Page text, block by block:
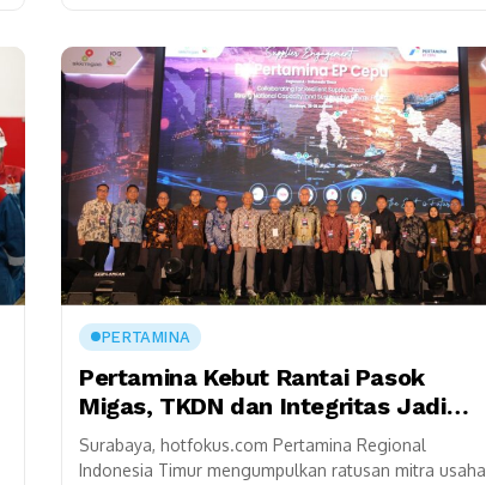
PERTAMINA
Pertamina Kebut Rantai Pasok
Migas, TKDN dan Integritas Jadi
Sorotan
Surabaya, hotfokus.com Pertamina Regional
Indonesia Timur mengumpulkan ratusan mitra usaha